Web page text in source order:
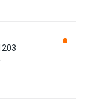
871115